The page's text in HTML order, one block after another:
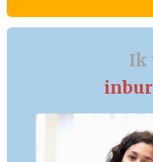
Ik